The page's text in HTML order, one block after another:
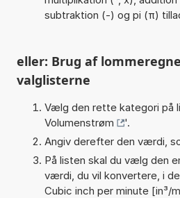
subtraktion (-) og pi (π)
eller: Brug af
valglisterne
Vælg den rette kategori
Volumenstrøm
'.
Angiv derefter den værdi,
På listen skal du vælg den
værdi, du vil konvertere, i
Cubic inch per minute [in³/